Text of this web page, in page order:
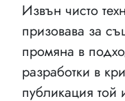
Извън чисто
призовава за
промяна в
разработки в
публикация той